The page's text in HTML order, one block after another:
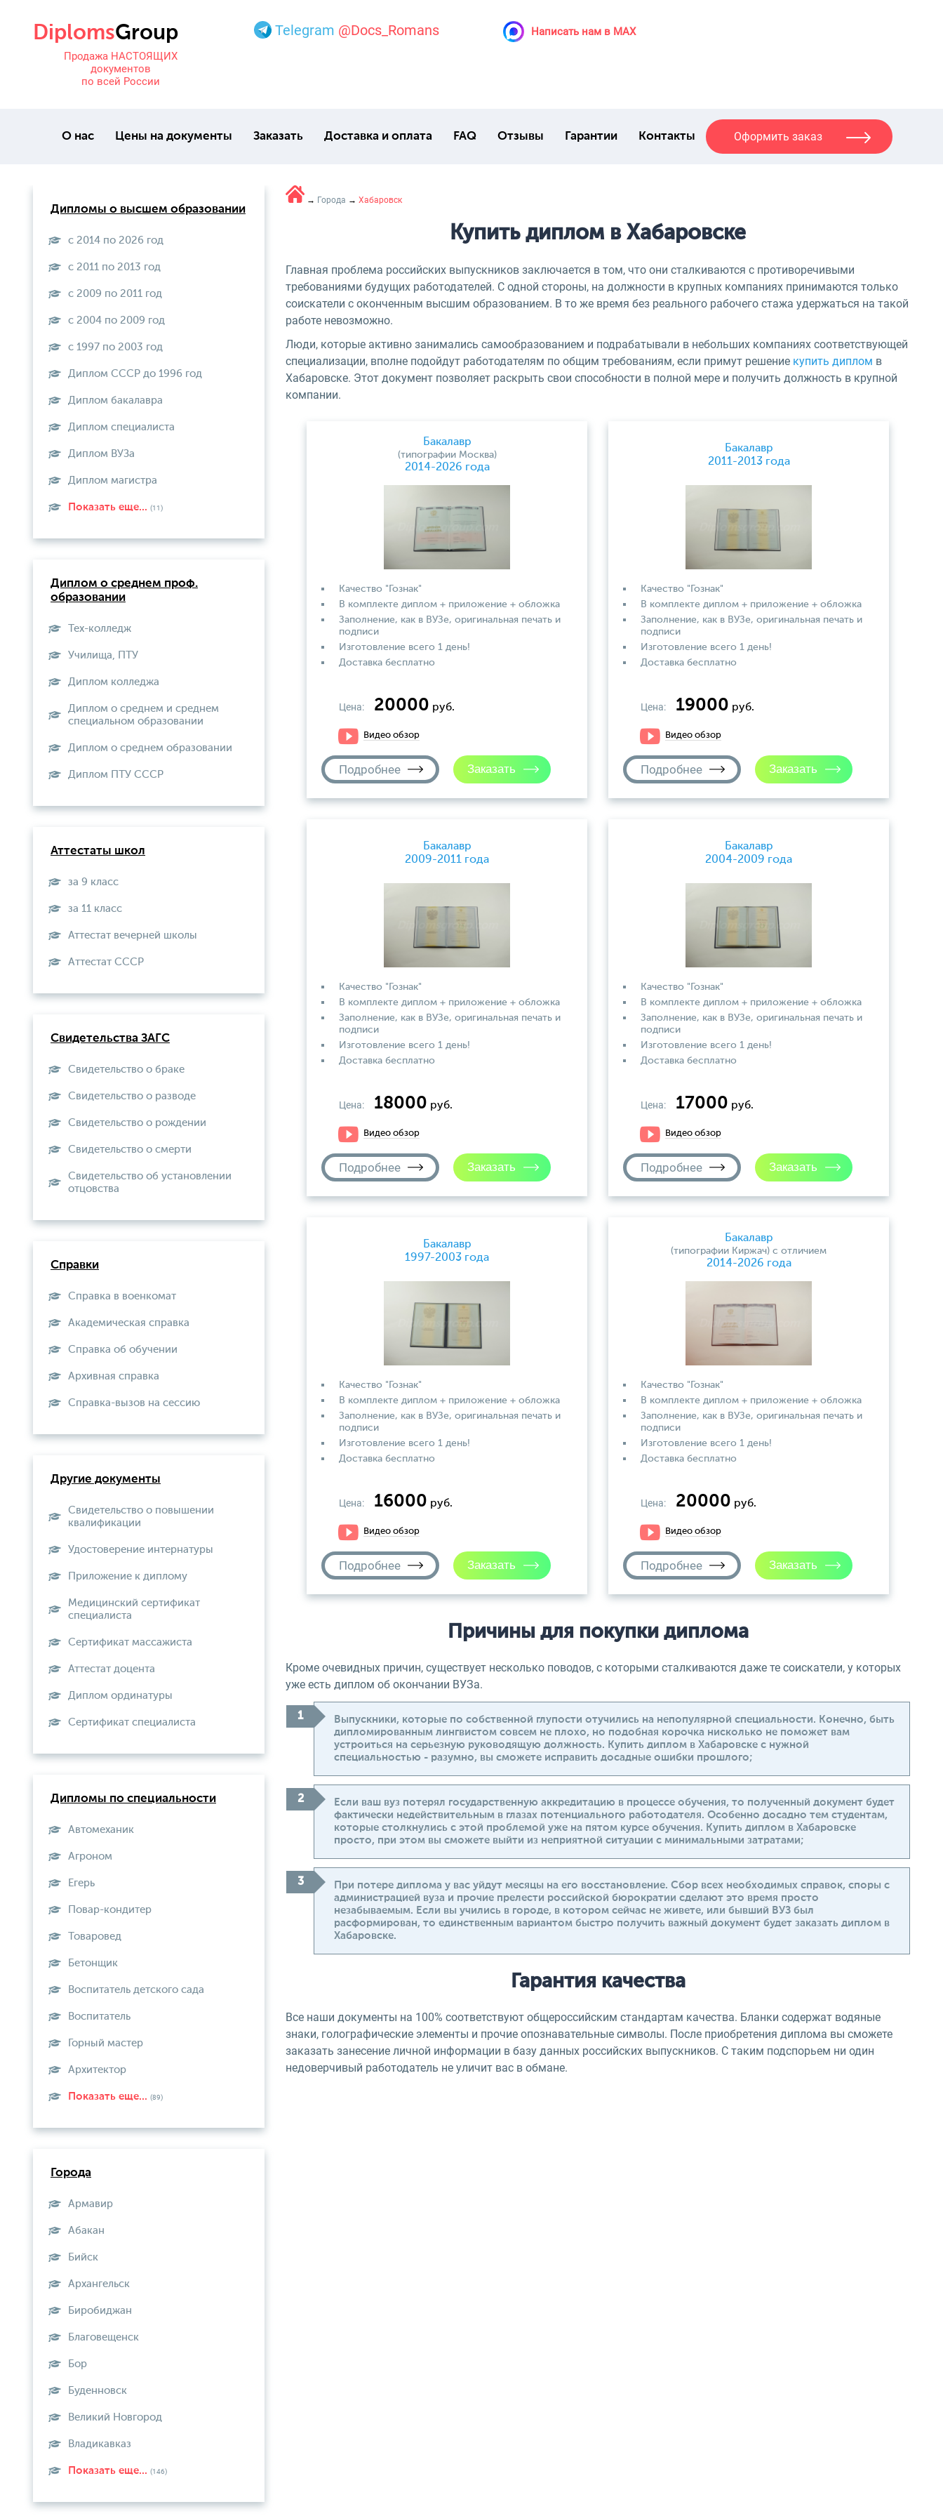
Продажа НАСТОЯЩИХ
документов
по всей России
Telegram @Docs_Romans Написать нам в MAX
О нас Цены на документы Заказать Доставка и оплата FAQ Отзывы Гарантии Контакты Оформить заказ
→ Города → Хабаровск
Купить диплом в Хабаровске
Главная проблема российских выпускников заключается в том, что они сталкиваются с противоречивыми
требованиями будущих работодателей. С одной стороны, на должности в крупных компаниях принимаются только
соискатели с оконченным высшим образованием. В то же время без реального рабочего стажа удержаться на такой
работе невозможно.
Люди, которые активно занимались самообразованием и подрабатывали в небольших компаниях соответствующей
специализации, вполне подойдут работодателям по общим требованиям, если примут решение купить диплом в
Хабаровске. Этот документ позволяет раскрыть свои способности в полной мере и получить должность в крупной
компании.
Бакалавр
(типографии Москва)
2014-2026 года
Качество "Гознак"
В комплекте диплом + приложение + обложка
Заполнение, как в ВУЗе, оригинальная печать и
подписи
Изготовление всего 1 день!
Доставка бесплатно
Цена: 20000 руб.
Видео обзор
Подробнее
Бакалавр
2011-2013 года
Качество "Гознак"
В комплекте диплом + приложение + обложка
Заполнение, как в ВУЗе, оригинальная печать и
подписи
Изготовление всего 1 день!
Доставка бесплатно
Цена: 19000 руб.
Видео обзор
Подробнее
Бакалавр
2009-2011 года
Качество "Гознак"
В комплекте диплом + приложение + обложка
Заполнение, как в ВУЗе, оригинальная печать и
подписи
Изготовление всего 1 день!
Доставка бесплатно
Цена: 18000 руб.
Видео обзор
Подробнее
Бакалавр
2004-2009 года
Качество "Гознак"
В комплекте диплом + приложение + обложка
Заполнение, как в ВУЗе, оригинальная печать и
подписи
Изготовление всего 1 день!
Доставка бесплатно
Цена: 17000 руб.
Видео обзор
Подробнее
Бакалавр
1997-2003 года
Качество "Гознак"
В комплекте диплом + приложение + обложка
Заполнение, как в ВУЗе, оригинальная печать и
подписи
Изготовление всего 1 день!
Доставка бесплатно
Цена: 16000 руб.
Видео обзор
Подробнее
Бакалавр
(типографии Киржач) с отличием
2014-2026 года
Качество "Гознак"
В комплекте диплом + приложение + обложка
Заполнение, как в ВУЗе, оригинальная печать и
подписи
Изготовление всего 1 день!
Доставка бесплатно
Цена: 20000 руб.
Видео обзор
Подробнее
Причины для покупки диплома
Кроме очевидных причин, существует несколько поводов, с которыми сталкиваются даже те соискатели, у которых
уже есть диплом об окончании ВУЗа.
Выпускники, которые по собственной глупости отучились на непопулярной специальности. Конечно, быть
дипломированным лингвистом совсем не плохо, но подобная корочка нисколько не поможет вам
устроиться на серьезную руководящую должность. Купить диплом в Хабаровске с нужной
специальностью - разумно, вы сможете исправить досадные ошибки прошлого;
Если ваш вуз потерял государственную аккредитацию в процессе обучения, то полученный документ будет
фактически недействительным в глазах потенциального работодателя. Особенно досадно тем студентам,
которые столкнулись с этой проблемой уже на пятом курсе обучения. Купить диплом в Хабаровске
просто, при этом вы сможете выйти из неприятной ситуации с минимальными затратами;
При потере диплома у вас уйдут месяцы на его восстановление. Сбор всех необходимых справок, споры с
администрацией вуза и прочие прелести российской бюрократии сделают это время просто
незабываемым. Если вы учились в городе, в котором сейчас не живете, или бывший ВУЗ был
расформирован, то единственным вариантом быстро получить важный документ будет заказать диплом в
Хабаровске.
Гарантия качества
Все наши документы на 100% соответствуют общероссийским стандартам качества. Бланки содержат водяные
знаки, голографические элементы и прочие опознавательные символы. После приобретения диплома вы сможете
заказать занесение личной информации в базу данных российских выпускников. С таким подспорьем ни один
недоверчивый работодатель не уличит вас в обмане.
Дипломы о высшем образовании
с 2014 по 2026 год
с 2011 по 2013 год
с 2009 по 2011 год
с 2004 по 2009 год
с 1997 по 2003 год
Диплом СССР до 1996 год
Диплом бакалавра
Диплом специалиста
Диплом ВУЗа
Диплом магистра
Показать еще... (11)
Диплом о среднем проф.
образовании
Тех-колледж
Училища, ПТУ
Диплом колледжа
Диплом о среднем и среднем
специальном образовании
Диплом о среднем образовании
Диплом ПТУ СССР
Аттестаты школ
за 9 класс
за 11 класс
Аттестат вечерней школы
Aттестат СССР
Свидетельства ЗАГС
Свидетельство о браке
Свидетельство о разводе
Свидетельство о рождении
Свидетельство о смерти
Свидетельство об установлении
отцовства
Справки
Справка в военкомат
Академическая справка
Справка об обучении
Архивная справка
Справка-вызов на сессию
Другие документы
Свидетельство о повышении
квалификации
Удостоверение интернатуры
Приложение к диплому
Медицинский сертификат
специалиста
Сертификат массажиста
Аттестат доцента
Диплом ординатуры
Сертификат специалиста
Дипломы по специальности
Автомеханик
Агроном
Егерь
Повар-кондитер
Товаровед
Бетонщик
Воспитатель детского сада
Воспитатель
Горный мастер
Архитектор
Показать еще... (89)
Города
Армавир
Абакан
Бийск
Архангельск
Биробиджан
Благовещенск
Бор
Буденновск
Великий Новгород
Владикавказ
Показать еще... (146)